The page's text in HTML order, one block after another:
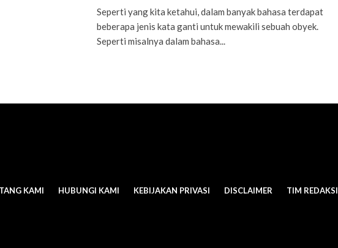
Seperti yang kita ketahui, dalam banyak bahasa terdapat
beberapa jenis kata ganti untuk mewakili sebuah obyek.
Seperti misalnya dalam bahasa...
KAMI HUBUNGI KAMI KEBIJAKAN PRIVASI DISCLAIMER TIM REDAKSI